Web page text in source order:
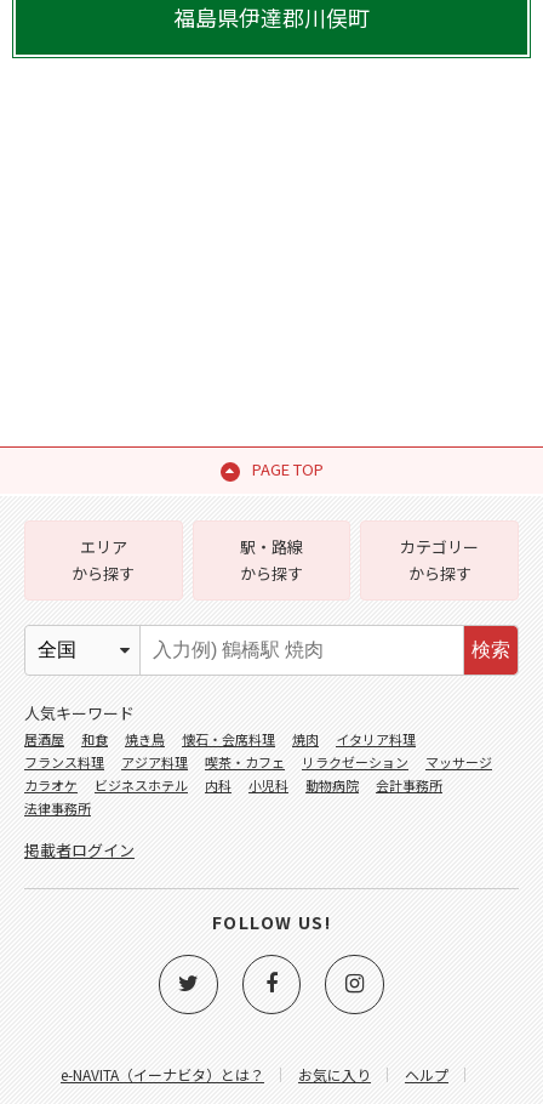
福島県伊達郡川俣町
PAGE TOP
e-NAVITA（イーナビタ）とは？ お気に入り
ヘルプ
エリア
から探す
駅・路線
から探す
カテゴリー
から探す
検索
人気キーワード
居酒屋 和食 焼き鳥 懐石・会席料理 焼肉
イタリア料理
フランス料理
アジア料理 喫茶・カフェ リラクゼーション
マッサージ
カラオケ
ビジネスホテル 内科 小児科 動物病院
会計事務所
法律事務所
掲載者ログイン
FOLLOW US!